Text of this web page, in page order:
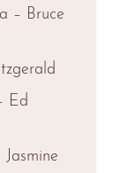
– Bruce
Ed